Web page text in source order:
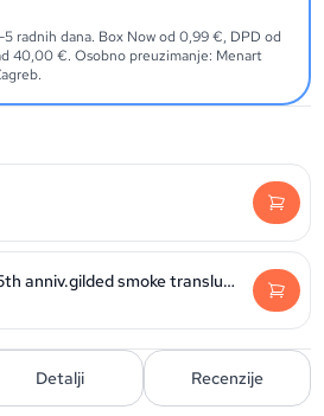
radnih dana. Box Now od 0,99 €, DPD od
40,00 €. Osobno preuzimanje: Menart
Hall Of Fame (5th anniv.gilded smoke translucent vinyl) (RSD2026)
Detalji Recenzije